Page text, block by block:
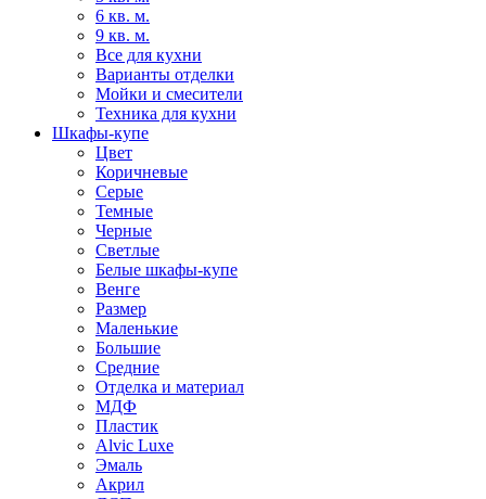
6 кв. м.
9 кв. м.
Все для кухни
Варианты отделки
Мойки и смесители
Техника для кухни
Шкафы-купе
Цвет
Коричневые
Серые
Темные
Черные
Светлые
Белые шкафы-купе
Венге
Размер
Маленькие
Большие
Средние
Отделка и материал
МДФ
Пластик
Alvic Luxe
Эмаль
Акрил